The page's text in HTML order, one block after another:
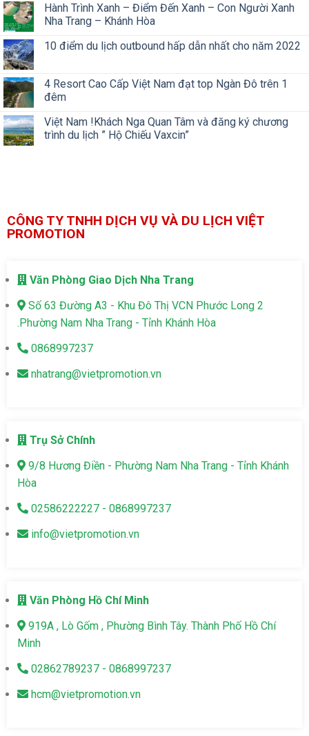
Hành Trình Xanh – Điểm Đến Xanh – Con Người Xanh
Nha Trang – Khánh Hòa
10 điểm du lịch outbound hấp dẫn nhất cho năm 2022
4 Resort Cao Cấp Việt Nam đạt top Ngàn Đô trên 1
đêm
Việt Nam !Khách Nga Quan Tâm và đăng ký chương
trình du lịch ” Hộ Chiếu Vaxcin”
CÔNG TY TNHH DỊCH VỤ VÀ DU LỊCH VIỆT
PROMOTION
Văn Phòng Giao Dịch Nha Trang
Số 63 Đường A3 - Khu Đô Thị VCN Phước Long 2
.Phường Nam Nha Trang - Tỉnh Khánh Hòa
0868997237
nhatrang@vietpromotion.vn
Trụ Sở Chính
9/8 Hương Điền - Phường Nam Nha Trang - Tỉnh Khánh
Hòa
02586222227 - 0868997237
info@vietpromotion.vn
Văn Phòng Hồ Chí Minh
919A , Lò Gốm , Phường Bình Tây. Thành Phố Hồ Chí
Minh
02862789237 - 0868997237
hcm@vietpromotion.vn